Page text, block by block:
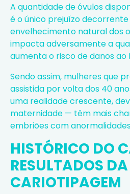
A quantidade de óvulos
é o único prejuízo decorrente
envelhecimento natural dos
impacta adversamente a
aumenta o risco de danos ao
Sendo assim, mulheres que
assistida por volta dos 40
uma realidade crescente,
maternidade — têm mais
embriões com
HISTÓRICO DO
RESULTADOS DA
CARIOTIPAGEM